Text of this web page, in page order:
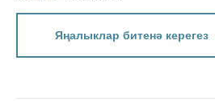
Яңалыклар битенә керегез